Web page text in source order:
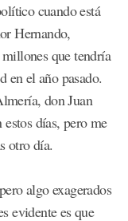
cuando está
Hernando,
que tendría
en el año pasado.
don Juan
días, pero me
otro día.
algo exagerados
evidente es que